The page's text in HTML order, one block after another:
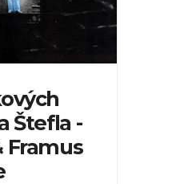
Štefla -
Framus